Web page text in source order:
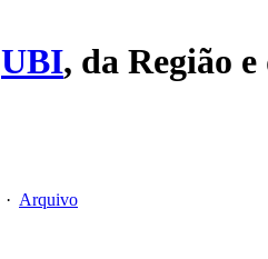
UBI, da Região e
· Arquivo